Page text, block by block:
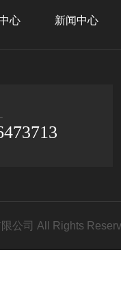
心 新闻中心
限公司 All Rights